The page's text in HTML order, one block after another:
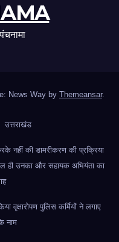
News Way by Themeansar.
उत्तराखंड
नहीं की डामरीकरण की प्रक्रिया
ही उनका और सहायक अभियंता का
वृक्षारोपण पुलिस कर्मियों ने लगाए
नाम